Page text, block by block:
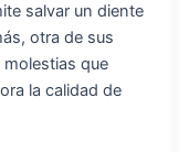
salvar un diente
otra de sus
que
la calidad de